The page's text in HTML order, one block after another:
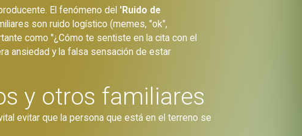
El fenómeno del 'Ruido de
son ruido logístico (memes, "ok",
como "¿Cómo te sentiste en la cita con el
ansiedad y la falsa sensación de estar
y otros familiares
evitar que la persona que está en el terreno se